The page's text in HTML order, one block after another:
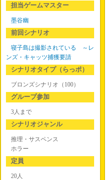
担当ゲームマスター
墨谷幽
前回シナリオ
寝子島は撮影されている ～レ
ンズ・キャッツ捕獲要請
シナリオタイプ（らっポ）
ブロンズシナリオ（100）
グループ参加
3人まで
シナリオジャンル
推理・サスペンス
ホラー
定員
20人